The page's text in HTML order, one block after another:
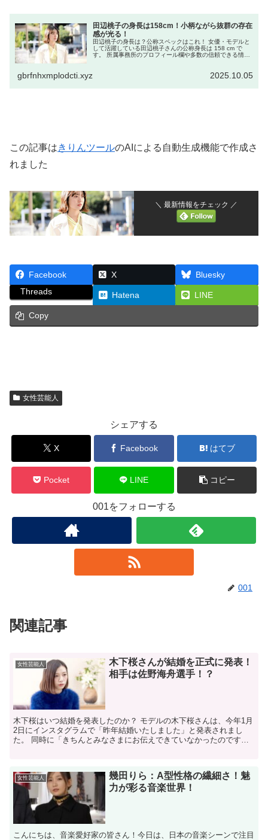
田辺桃子の身長は158cm！小柄ながら抜群の存在
感が光る！
田辺桃子の身長は？公称スペックはこれ！ 女優・モデルと
して活躍している田辺桃子さんの公称身長は 158 cm で
す。 所属事務所のプロフィール欄や多数の信頼できる情報
gbrfnhxmplodcti.xyz 2025.10.05
この記事はきりんツールのAIによる自動生成機能で作成さ
れました
＼ 最新情報をチェック ／
Facebook X
Bluesky
Threads
Hatena LINE
Copy
女性芸能人
シェアする
X Facebook はてブ
Pocket LINE コピー
001をフォローする
001
関連記事
女性芸能人
木下桜さんが結婚を正式に発表！
相手は佐野海舟選手！？
木下桜はいつ結婚を発表したのか？ モデルの木下桜さんは、今年1月
2日にインスタグラムで「昨年結婚いたしました」と発表されまし
た。 同時に「きちんとみなさまにお伝えできていなかったのです
女性芸能人
幾田りら：A型性格の繊細さ！魅
力が彩る音楽世界！
こんにちは、音楽愛好家の皆さん！今日は、日本の音楽シーンで注目